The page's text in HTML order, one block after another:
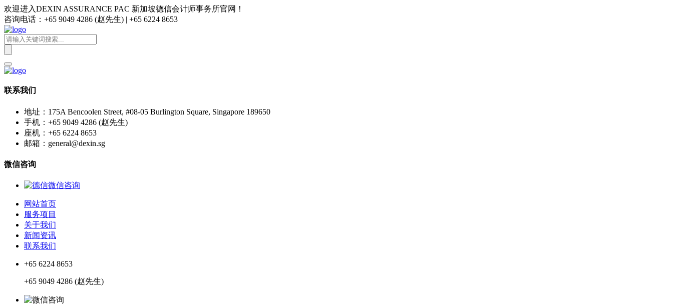
欢迎进入DEXIN ASSURANCE PAC 新加坡德信会计师事务所官网！
咨询电话：+65 9049 4286 (赵先生) | +65 6224 8653
联系我们
地址：175A Bencoolen Street, #08-05 Burlington Square, Singapore 189650
手机：+65 9049 4286 (赵先生)
座机：+65 6224 8653
邮箱：general@dexin.sg
微信咨询
网站首页
服务项目
关于我们
新闻资讯
联系我们
+65 6224 8653
+65 9049 4286 (赵先生)